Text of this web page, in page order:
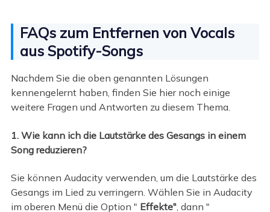
FAQs zum Entfernen von Vocals
aus Spotify-Songs
Nachdem Sie die oben genannten Lösungen
kennengelernt haben, finden Sie hier noch einige
weitere Fragen und Antworten zu diesem Thema.
1. Wie kann ich die Lautstärke des Gesangs in einem
Song reduzieren?
Sie können Audacity verwenden, um die Lautstärke des
Gesangs im Lied zu verringern. Wählen Sie in Audacity
im oberen Menü die Option " Effekte", dann "